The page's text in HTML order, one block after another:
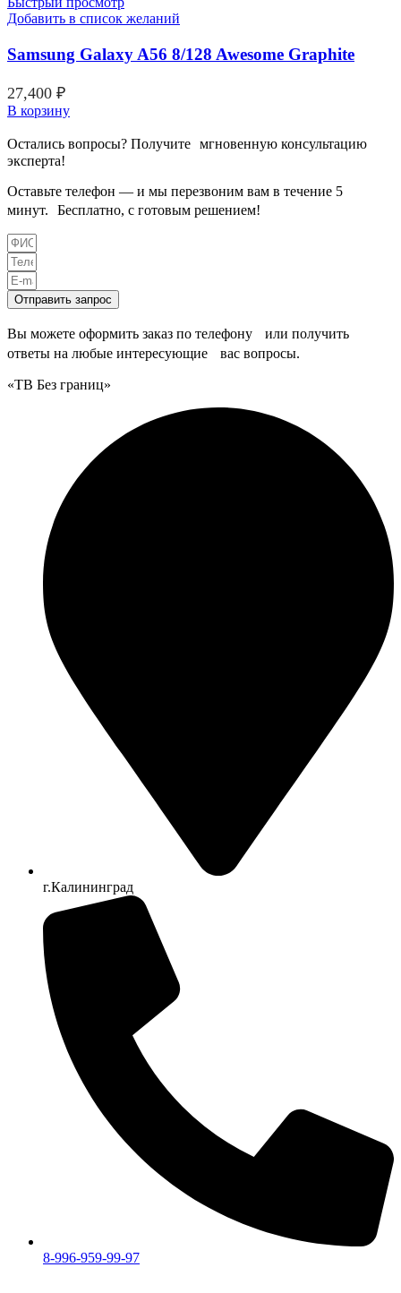
Добавить в список желаний
Samsung Galaxy A56 8/128 Awesome Graphite
27,400 ₽
В корзину
Остались вопросы? Получите мгновенную консультацию
эксперта!
Оставьте телефон — и мы перезвоним вам в течение 5
минут. Бесплатно, с готовым решением!
Отправить запрос
Вы можете оформить заказ по телефону или получить
ответы на любые интересующие вас вопросы.
«ТВ Без границ»
г.Калининград
8-996-959-99-97